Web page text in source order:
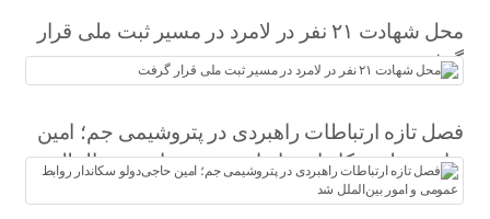
محل شهادت ۲۱ نفر در لامرد در مسیر ثبت ملی قرار
گرفت
فصل تازه ارتباطات راهبردی در پتروشیمی جم؛ امین
حاجی‌دولو سکاندار روابط عمومی و امور بین‌الملل
شد